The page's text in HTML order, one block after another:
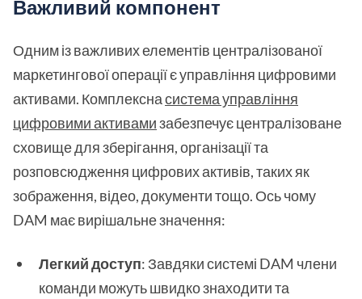
Важливий компонент
Одним із важливих елементів централізованої
маркетингової операції є управління цифровими
активами. Комплекснасистема управління
цифровими активамизабезпечує централізоване
сховище для зберігання, організації та
розповсюдження цифрових активів, таких як
зображення, відео, документи тощо. Ось чому
DAM має вирішальне значення:
Легкий доступ: Завдяки системі DAM члени
команди можуть швидко знаходити та